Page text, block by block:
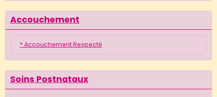
Accouchement
* Accouchement Respecté
Soins Postnataux